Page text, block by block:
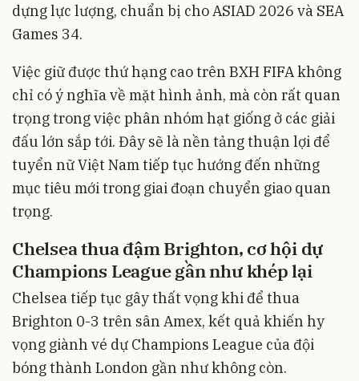
dựng lực lượng, chuẩn bị cho ASIAD 2026 và SEA
Games 34.
Việc giữ được thứ hạng cao trên BXH FIFA không
chỉ có ý nghĩa về mặt hình ảnh, mà còn rất quan
trọng trong việc phân nhóm hạt giống ở các giải
đấu lớn sắp tới. Đây sẽ là nền tảng thuận lợi để
tuyển nữ Việt Nam tiếp tục hướng đến những
mục tiêu mới trong giai đoạn chuyển giao quan
trọng.
Chelsea thua đậm Brighton, cơ hội dự
Champions League gần như khép lại
Chelsea tiếp tục gây thất vọng khi để thua
Brighton 0-3 trên sân Amex, kết quả khiến hy
vọng giành vé dự Champions League của đội
bóng thành London gần như không còn.